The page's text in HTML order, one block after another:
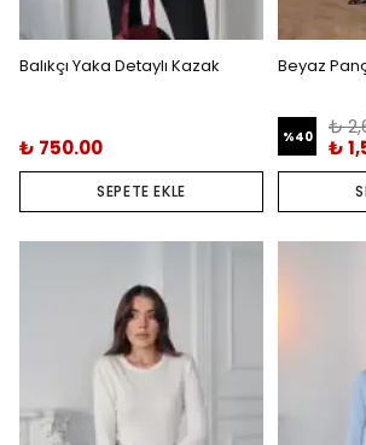
Balıkçı Yaka Detaylı Kazak
₺ 750.00
SEPETE EKLE
Beyaz
%40
₺
₺